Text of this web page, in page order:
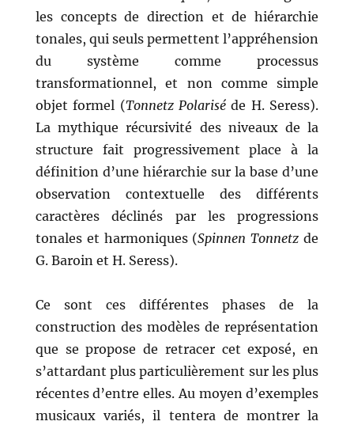
les concepts de direction et de hiérarchie
tonales, qui seuls permettent l’appréhension
du système comme processus
transformationnel, et non comme simple
objet formel (Tonnetz Polarisé de H. Seress).
La mythique récursivité des niveaux de la
structure fait progressivement place à la
définition d’une hiérarchie sur la base d’une
observation contextuelle des différents
caractères déclinés par les progressions
tonales et harmoniques (Spinnen Tonnetz de
G. Baroin et H. Seress).
Ce sont ces différentes phases de la
construction des modèles de représentation
que se propose de retracer cet exposé, en
s’attardant plus particulièrement sur les plus
récentes d’entre elles. Au moyen d’exemples
musicaux variés, il tentera de montrer la